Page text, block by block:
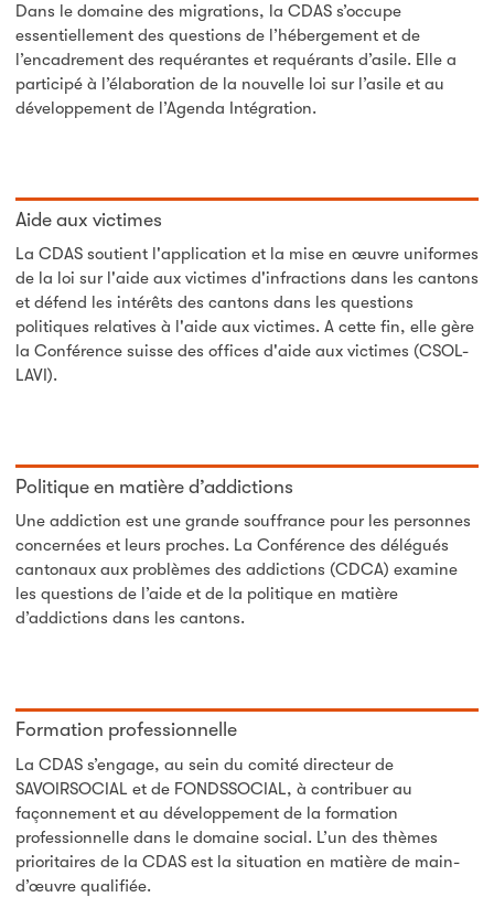
Dans le domaine des migrations, la CDAS s’occupe
essentiellement des questions de l’hébergement et de
l’encadrement des requérantes et requérants d’asile. Elle a
participé à l’élaboration de la nouvelle loi sur l’asile et au
développement de l’Agenda Intégration.
Aide aux victimes
La CDAS soutient l'application et la mise en œuvre uniformes
de la loi sur l'aide aux victimes d'infractions dans les cantons
et défend les intérêts des cantons dans les questions
politiques relatives à l'aide aux victimes. A cette fin, elle gère
la Conférence suisse des offices d'aide aux victimes (CSOL-
LAVI).
Politique en matière d’addictions
Une addiction est une grande souffrance pour les personnes
concernées et leurs proches. La Conférence des délégués
cantonaux aux problèmes des addictions (CDCA) examine
les questions de l’aide et de la politique en matière
d’addictions dans les cantons.
Formation professionnelle
La CDAS s’engage, au sein du comité directeur de
SAVOIRSOCIAL et de FONDSSOCIAL, à contribuer au
façonnement et au développement de la formation
professionnelle dans le domaine social. L’un des thèmes
prioritaires de la CDAS est la situation en matière de main-
d’œuvre qualifiée.